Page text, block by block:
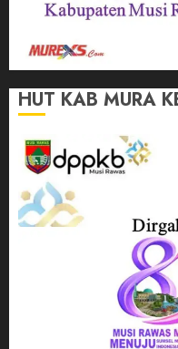
HUT KAB MURA